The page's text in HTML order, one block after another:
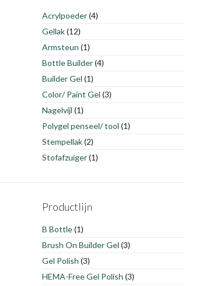
Acrylpoeder(4)
Gellak(12)
Armsteun (1)
Bottle Builder(4)
Builder Gel (1)
Color/ Paint Gel (3)
Nagelvijl (1)
Polygel penseel/ tool (1)
Stempellak(2)
Stofafzuiger(1)
Productlijn
B Bottle(1)
Brush On Builder Gel (3)
Gel Polish (3)
HEMA-Free Gel Polish (3)